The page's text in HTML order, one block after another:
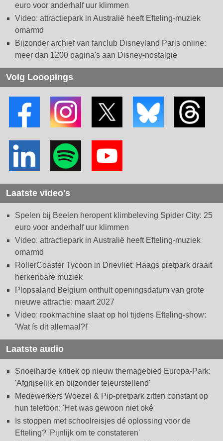
euro voor anderhalf uur klimmen
Video: attractiepark in Australië heeft Efteling-muziek
omarmd
Bijzonder archief van fanclub Disneyland Paris online:
meer dan 1200 pagina's aan Disney-nostalgie
Volg Looopings
Laatste video's
Spelen bij Beelen heropent klimbeleving Spider City: 25
euro voor anderhalf uur klimmen
Video: attractiepark in Australië heeft Efteling-muziek
omarmd
RollerCoaster Tycoon in Drievliet: Haags pretpark draait
herkenbare muziek
Plopsaland Belgium onthult openingsdatum van grote
nieuwe attractie: maart 2027
Video: rookmachine slaat op hol tijdens Efteling-show:
'Wat ís dit allemaal?!'
Laatste audio
Snoeiharde kritiek op nieuw themagebied Europa-Park:
'Afgrijselijk en bijzonder teleurstellend'
Medewerkers Woezel & Pip-pretpark zitten constant op
hun telefoon: 'Het was gewoon niet oké'
Is stoppen met schoolreisjes dé oplossing voor de
Efteling? 'Pijnlijk om te constateren'